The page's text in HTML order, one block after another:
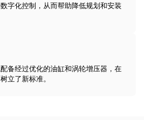
字化控制，从而帮助降低规划和安装
备经过优化的油缸和涡轮增压器，在
立了新标准。